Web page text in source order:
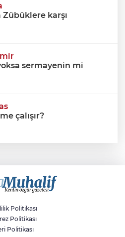
veya resmi borç stok
Zübüklere karşı
sermayenin mi
çalışır?
gölgesinde engellilik,
gelecek
Politikası
Politikası
Politikası